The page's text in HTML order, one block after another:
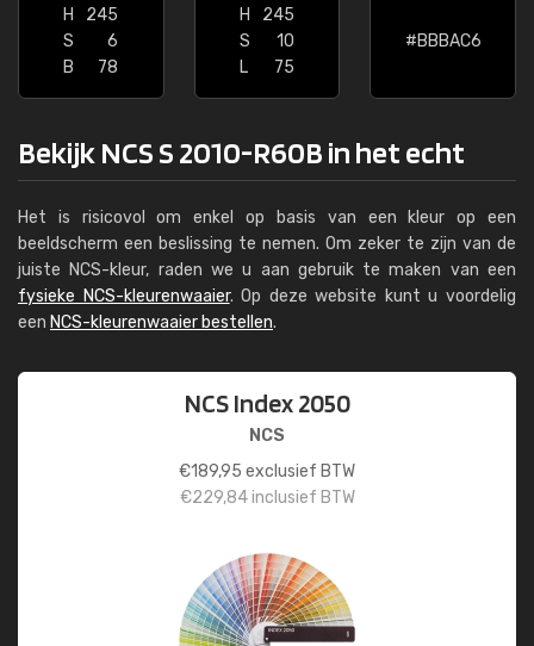
H
245
S
6
B
78
H
245
S
10
L
75
#BBBAC6
Bekijk NCS S 2010-R60B in het echt
Het is risicovol om enkel op basis van een kleur op een
beeldscherm een beslissing te nemen. Om zeker te zijn van de
juiste NCS-kleur, raden we u aan gebruik te maken van een
fysieke NCS-kleurenwaaier. Op deze website kunt u voordelig
een NCS-kleurenwaaier bestellen.
NCS Index 2050
NCS
€189,95 exclusief BTW
€229,84inclusief BTW